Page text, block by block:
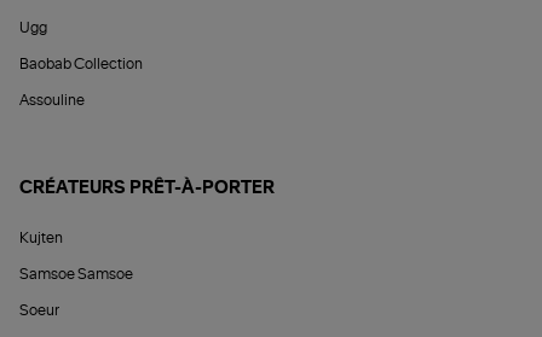
Ugg
Baobab Collection
Assouline
CRÉATEURS PRÊT-À-PORTER
Kujten
Samsoe Samsoe
Soeur